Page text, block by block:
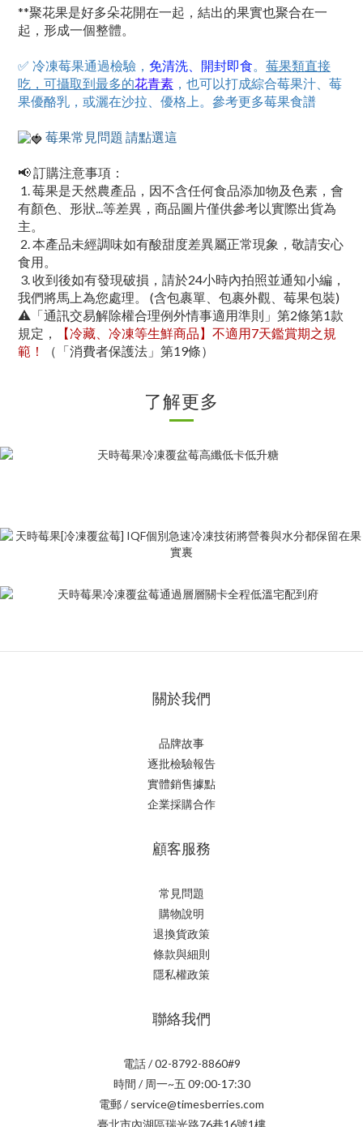
**聚花果是好多朵花開在一起，結出的果實也聚合在一
起，形成一個整體。
✅ 冷凍莓果通過檢驗， 免清洗、開封即食。 莓果類直接
吃，可攝取到最多的花青素 ，也可以打成綜合莓果汁、莓
果優酪乳，或灑在沙拉、優格上。參考更多莓果食譜
莓果常見問題 請點選這
📢 訂購注意事項：
1. 莓果是天然農產品，因不含任何食品添加物及色素，會
有顏色、形狀...等差異，商品圖片僅供參考以實際出貨為
主。
2. 本產品未經調味如有酸甜度差異屬正常現象，敬請安心
食用。
3. 收到後如有發現破損，請於24小時內拍照並通知小編，
我們將馬上為您處理。 (含包裹單、包裹外觀、莓果包裝)
⚠ 「通訊交易解除權合理例外情事適用準則」第2條第1款
規定，
【冷藏、冷凍等生鮮商品】不適用7天鑑賞期之規
範！
（「消費者保護法」第19條）
了解更多
關於我們
品牌故事
逐批檢驗報告
實體銷售據點
企業採購合作
顧客服務
常見問題
購物說明
退換貨政策
條款與細則
隱私權政策
聯絡我們
電話 / 02-8792-8860#9
時間 / 周一~五 09:00-17:30
電郵 / service@timesberries.com
臺北市內湖區瑞光路76巷16號1樓